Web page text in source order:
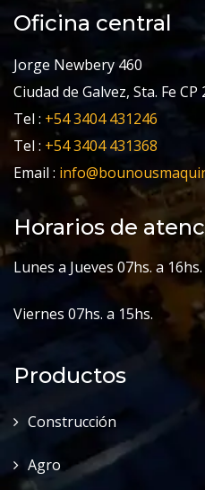
Oficina central
Jorge Newbery 460
Ciudad de Galvez, Sta. Fe CP
Tel : +54 3404 431246
Tel : +54 3404 431368
Email :
Horarios de
Lunes a Jueves 07hs. a 16hs.
Viernes 07hs. a 15hs.
Productos
Construcción
Agro